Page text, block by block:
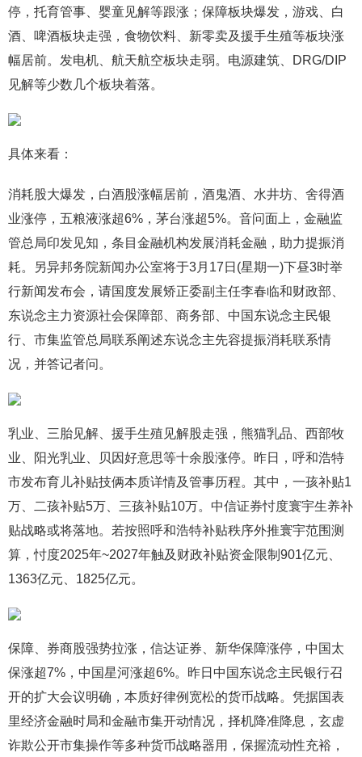
停，托育管事、婴童见解等跟涨；保障板块爆发，游戏、白
酒、啤酒板块走强，食物饮料、新零卖及援手生殖等板块涨
幅居前。发电机、航天航空板块走弱。电源建筑、DRG/DIP
见解等少数几个板块着落。
具体来看：
消耗股大爆发，白酒股涨幅居前，酒鬼酒、水井坊、舍得酒
业涨停，五粮液涨超6%，茅台涨超5%。音问面上，金融监
管总局印发见知，条目金融机构发展消耗金融，助力提振消
耗。另异邦务院新闻办公室将于3月17日(星期一)下昼3时举
行新闻发布会，请国度发展矫正委副主任李春临和财政部、
东说念主力资源社会保障部、商务部、中国东说念主民银
行、市集监管总局联系阐述东说念主先容提振消耗联系情
况，并答记者问。
乳业、三胎见解、援手生殖见解股走强，熊猫乳品、西部牧
业、阳光乳业、贝因好意思等十余股涨停。昨日，呼和浩特
市发布育儿补贴技俩本质详情及管事历程。其中，一孩补贴1
万、二孩补贴5万、三孩补贴10万。中信证券忖度寰宇生养补
贴战略或将落地。若按照呼和浩特补贴秩序外推寰宇范围测
算，忖度2025年~2027年触及财政补贴资金限制901亿元、
1363亿元、1825亿元。
保障、券商股强势拉涨，信达证券、新华保障涨停，中国太
保涨超7%，中国星河涨超6%。昨日中国东说念主民银行召
开的扩大会议明确，本质好律例宽松的货币战略。凭据国表
里经济金融时局和金融市集开动情况，择机降准降息，玄虚
诈欺公开市集操作等多种货币战略器用，保握流动性充裕，